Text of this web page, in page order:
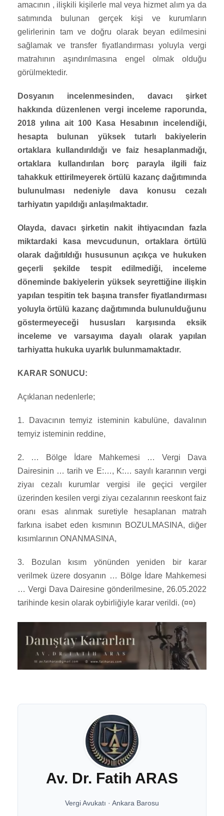
amacının , ilişkili kişilerle mal veya hizmet alım ya da
satımında bulunan gerçek kişi ve kurumların
gelirlerinin tam ve doğru olarak beyan edilmesini
sağlamak ve transfer fiyatlandırması yoluyla vergi
matrahının aşındırılmasına engel olmak olduğu
görülmektedir.
Dosyanın incelenmesinden, davacı şirket
hakkında düzenlenen vergi inceleme raporunda,
2018 yılına ait 100 Kasa Hesabının incelendiği,
hesapta bulunan yüksek tutarlı bakiyelerin
ortaklara kullandırıldığı ve faiz hesaplanmadığı,
ortaklara kullandırılan borç parayla ilgili faiz
tahakkuk ettirilmeyerek örtülü kazanç dağıtımında
bulunulması nedeniyle dava konusu cezalı
tarhiyatın yapıldığı anlaşılmaktadır.
Olayda, davacı şirketin nakit ihtiyacından fazla
miktardaki kasa mevcudunun, ortaklara örtülü
olarak dağıtıldığı hususunun açıkça ve hukuken
geçerli şekilde tespit edilmediği, inceleme
döneminde bakiyelerin yüksek seyrettiğine ilişkin
yapılan tespitin tek başına transfer fiyatlandırması
yoluyla örtülü kazanç dağıtımında bulunulduğunu
göstermeyeceği hususları karşısında eksik
inceleme ve varsayıma dayalı olarak yapılan
tarhiyatta hukuka uyarlık bulunmamaktadır.
KARAR SONUCU:
Açıklanan nedenlerle;
1. Davacının temyiz isteminin kabulüne, davalının
temyiz isteminin reddine,
2. … Bölge İdare Mahkemesi … Vergi Dava
Dairesinin … tarih ve E:…, K:… sayılı kararının vergi
ziyaı cezalı kurumlar vergisi ile geçici vergiler
üzerinden kesilen vergi ziyaı cezalarının reeskont faiz
oranı esas alınmak suretiyle hesaplanan matrah
farkına isabet eden kısmının BOZULMASINA, diğer
kısımlarının ONANMASINA,
3. Bozulan kısım yönünden yeniden bir karar
verilmek üzere dosyanın … Bölge İdare Mahkemesi
… Vergi Dava Dairesine gönderilmesine, 26.05.2022
tarihinde kesin olarak oybirliğiyle karar verildi. (¤¤)
Av. Dr. Fatih ARAS
Vergi Avukatı · Ankara Barosu